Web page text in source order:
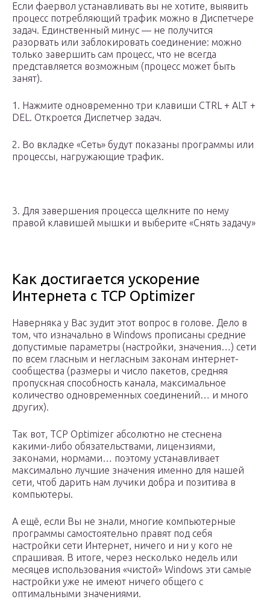
Если фаервол устанавливать вы не хотите, выявить
процесс потребляющий трафик можно в Диспетчере
задач. Единственный минус — не получится
разорвать или заблокировать соединение: можно
только завершить сам процесс, что не всегда
представляется возможным (процесс может быть
занят).
1. Нажмите одновременно три клавиши CTRL + ALT +
DEL. Откроется Диспетчер задач.
2. Во вкладке «Сеть» будут показаны программы или
процессы, нагружающие трафик.
3. Для завершения процесса щелкните по нему
правой клавишей мышки и выберите «Снять задачу»
Как достигается ускорение
Интернета с TCP Optimizer
Наверняка у Вас зудит этот вопрос в голове. Дело в
том, что изначально в Windows прописаны средние
допустимые параметры (настройки, значения…) сети
по всем гласным и негласным законам интернет-
сообщества (размеры и число пакетов, средняя
пропускная способность канала, максимальное
количество одновременных соединений… и много
других).
Так вот, TCP Optimizer абсолютно не стеснена
какими-либо обязательствами, лицензиями,
законами, нормами… поэтому устанавливает
максимально лучшие значения именно для нашей
сети, чтоб дарить нам лучики добра и позитива в
компьютеры.
А ещё, если Вы не знали, многие компьютерные
программы самостоятельно правят под себя
настройки сети Интернет, ничего и ни у кого не
спрашивая. В итоге, через несколько недель или
месяцев использования «чистой» Windows эти самые
настройки уже не имеют ничего общего с
оптимальными значениями.